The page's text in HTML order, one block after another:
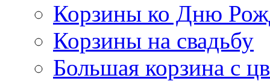
Корзины ко Дню
Корзины на свадьбу
Большая корзина с